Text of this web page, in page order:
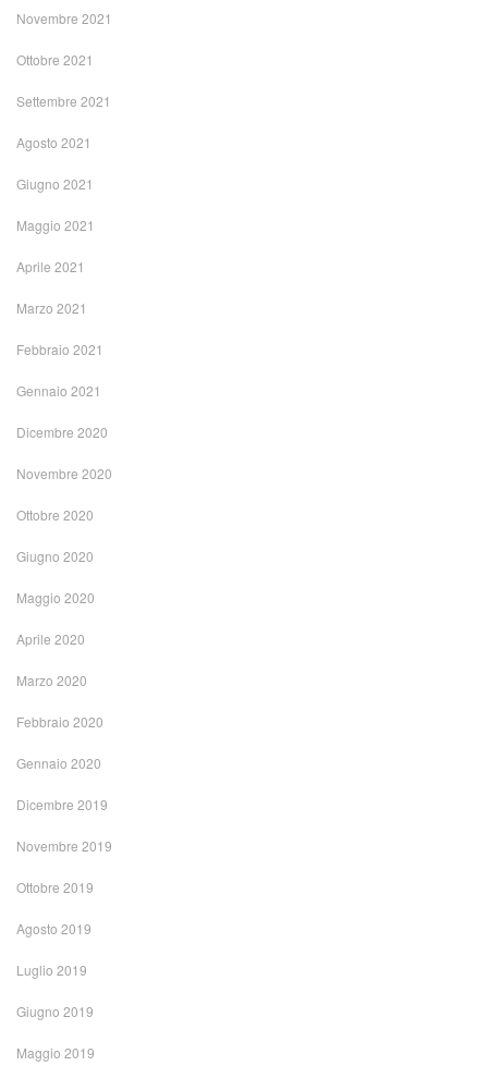
Novembre 2021
Ottobre 2021
Settembre 2021
Agosto 2021
Giugno 2021
Maggio 2021
Aprile 2021
Marzo 2021
Febbraio 2021
Gennaio 2021
Dicembre 2020
Novembre 2020
Ottobre 2020
Giugno 2020
Maggio 2020
Aprile 2020
Marzo 2020
Febbraio 2020
Gennaio 2020
Dicembre 2019
Novembre 2019
Ottobre 2019
Agosto 2019
Luglio 2019
Giugno 2019
Maggio 2019